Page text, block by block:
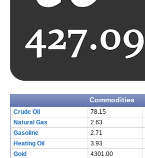
Commodities
Crude Oil 78.15
Natural Gas
2.63
Gasoline
2.71
Heating Oil
3.93
Gold
4301.00